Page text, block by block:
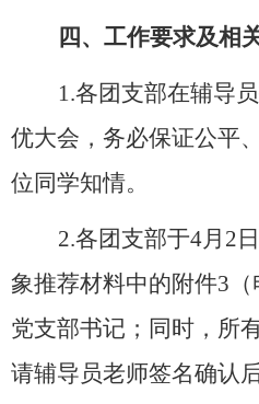
四、工作要求及相
1.各团支部在辅导
优大会，务必保证公平
位同学知情。
2.各团支部于4月 2
象推荐材料中的附件3
党支部书记；同时，所
请辅导员老师签名确认